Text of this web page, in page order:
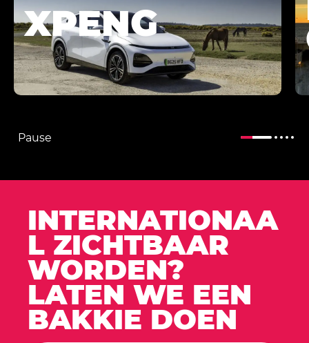
XPENG
Pause
INTERNATIONAA
L ZICHTBAAR
WORDEN?
LATEN WE EEN
BAKKIE DOEN